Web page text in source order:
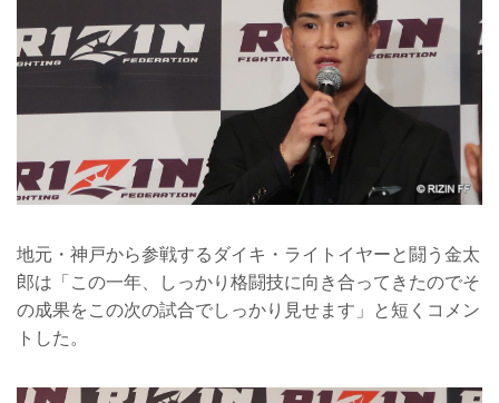
地元・神戸から参戦するダイキ・ライトイヤーと闘う金太
郎は「この一年、しっかり格闘技に向き合ってきたのでそ
の成果をこの次の試合でしっかり見せます」と短くコメン
トした。